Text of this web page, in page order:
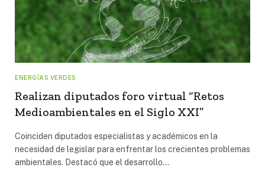
ENERGÍAS VERDES
Realizan diputados foro virtual “Retos
Medioambientales en el Siglo XXI”
Coinciden diputados especialistas y académicos en la
necesidad de legislar para enfrentar los crecientes problemas
ambientales. Destacó que el desarrollo…